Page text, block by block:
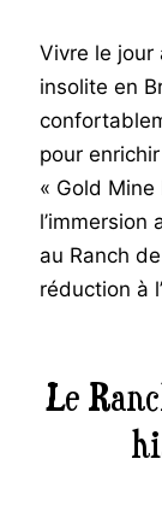
Vivre le jour
insolite en
pour
« Gold
l’immersion
au Ranch
réduction à
Le